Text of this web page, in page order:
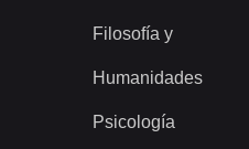
Filosofía y
Humanidades
Psicología